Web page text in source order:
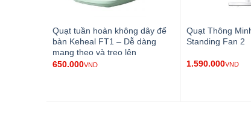
Quạt tuần hoàn không dây để
bàn Keheal FT1 – Dễ dàng
mang theo và treo lên
650.000VND
Quạt Thông
Standing Fan 2
1.590.000VND